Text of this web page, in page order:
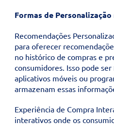
Formas de
Recomendações
para oferecer
no histórico de compras e
consumidores. Isso pode
aplicativos móveis ou
armazenam essas
Experiência de Compra
interativos onde os